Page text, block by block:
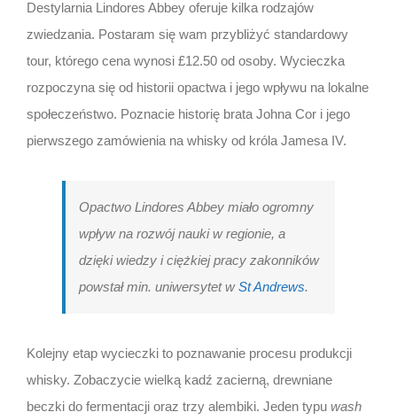
Destylarnia Lindores Abbey oferuje kilka rodzajów
zwiedzania. Postaram się wam przybliżyć standardowy
tour, którego cena wynosi £12.50 od osoby. Wycieczka
rozpoczyna się od historii opactwa i jego wpływu na lokalne
społeczeństwo. Poznacie historię brata Johna Cor i jego
pierwszego zamówienia na whisky od króla Jamesa IV.
Opactwo Lindores Abbey miało ogromny
wpływ na rozwój nauki w regionie, a
dzięki wiedzy i ciężkiej pracy zakonników
powstał min. uniwersytet wSt Andrews.
Kolejny etap wycieczki to poznawanie procesu produkcji
whisky. Zobaczycie wielką kadź zacierną, drewniane
beczki do fermentacji oraz trzy alembiki. Jeden typu wash